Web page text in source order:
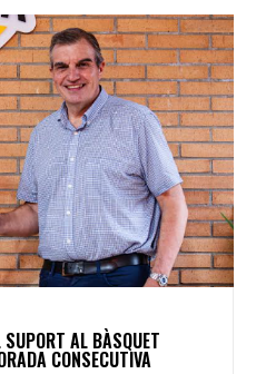
SUPORT AL BÀSQUET
CONSECUTIVA